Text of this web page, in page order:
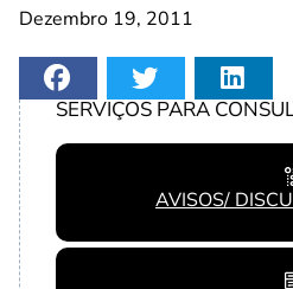
Dezembro 19, 2011
SERVIÇOS PARA
AVISOS/